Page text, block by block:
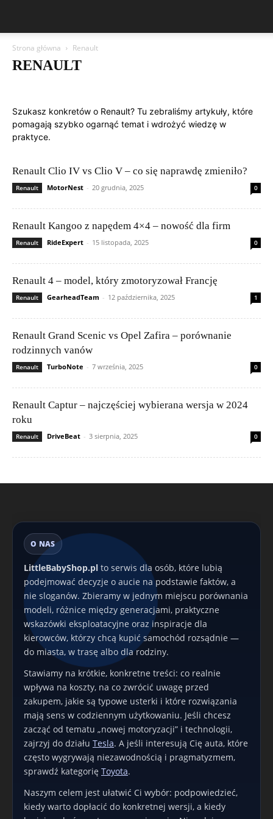
Strona główna Renault
RENAULT
Ford
Geely Honda Hyundai Jeep Kia
Lamborghini
Lexus
Maserati Mazda Mercedes-Benz Mitsubishi
Peugeot
Szukasz konkretów o Renault? Tu zebraliśmy artykuły, które
pomagają szybko ogarnąć temat i wdrożyć wiedzę w
praktyce.
Renault Clio IV vs Clio V – co się naprawdę zmieniło?
Renault MotorNest - 20 grudnia, 2025 0
Renault Kangoo z napędem 4×4 – nowość dla firm
Renault RideExpert - 15 listopada, 2025 0
Renault 4 – model, który zmotoryzował Francję
Renault GearheadTeam - 12 października, 2025 1
Renault Grand Scenic vs Opel Zafira – porównanie
rodzinnych vanów
Renault TurboNote - 7 września, 2025 0
Renault Captur – najczęściej wybierana wersja w 2024
roku
Renault DriveBeat - 3 sierpnia, 2025 0
O NAS
LittleBabyShop.pl to serwis dla osób, które lubią
podejmować decyzje o aucie na podstawie faktów, a
nie sloganów. Zbieramy w jednym miejscu porównania
modeli, różnice między generacjami, praktyczne
wskazówki eksploatacyjne oraz inspiracje dla
kierowców, którzy chcą kupić samochód rozsądnie —
do miasta, w trasę albo dla rodziny.
Stawiamy na krótkie, konkretne treści: co realnie
wpływa na koszty, na co zwrócić uwagę przed
zakupem, jakie są typowe usterki i które rozwiązania
mają sens w codziennym użytkowaniu. Jeśli chcesz
zacząć od tematu „nowej motoryzacji” i technologii,
zajrzyj do działu Tesla. A jeśli interesują Cię auta, które
często wygrywają niezawodnością i pragmatyzmem,
sprawdź kategorię Toyota.
Naszym celem jest ułatwić Ci wybór: podpowiedzieć,
kiedy warto dopłacić do konkretnej wersji, a kiedy